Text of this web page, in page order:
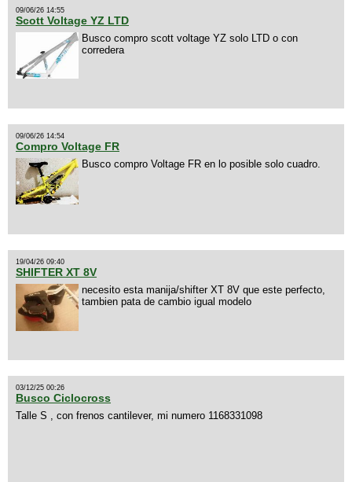
09/06/26 14:55
Scott Voltage YZ LTD
Busco compro scott voltage YZ solo LTD o con
corredera
09/06/26 14:54
Compro Voltage FR
Busco compro Voltage FR en lo posible solo cuadro.
19/04/26 09:40
SHIFTER XT 8V
necesito esta manija/shifter XT 8V que este perfecto,
tambien pata de cambio igual modelo
03/12/25 00:26
Busco Ciclocross
Talle S , con frenos cantilever, mi numero 1168331098